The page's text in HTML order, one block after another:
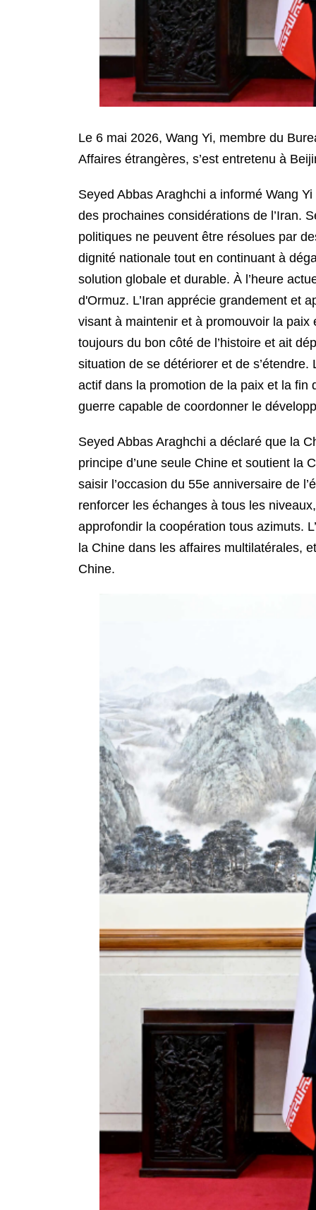
Le 6 mai 2026, Wang Yi, membre du
Affaires étrangères, s’est entretenu à
Seyed Abbas Araghchi a informé Wang
des prochaines considérations de l’Iran.
politiques ne peuvent être résolues par
dignité nationale tout en continuant à
solution globale et durable. À l’heure
d'Ormuz. L’Iran apprécie grandement et
visant à maintenir et à promouvoir la paix
toujours du bon côté de l’histoire et ait
situation de se détériorer et de
actif dans la promotion de la paix et la fin
guerre capable de coordonner le
Seyed Abbas Araghchi a déclaré que la
principe d’une seule Chine et soutient la
saisir l’occasion du 55e anniversaire de
renforcer les échanges à tous les
approfondir la coopération tous azimuts.
la Chine dans les affaires multilatérales,
Chine.